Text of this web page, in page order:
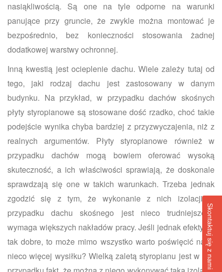
nasiąkliwością. Są one na tyle odporne na warunki
panujące przy gruncie, że zwykle można montować je
bezpośrednio, bez konieczności stosowania żadnej
dodatkowej warstwy ochronnej.
Inną kwestią jest ocieplenie dachu. Wiele zależy tutaj od
tego, jaki rodzaj dachu jest zastosowany w danym
budynku. Na przykład, w przypadku dachów skośnych
płyty styropianowe są stosowane dość rzadko, choć takie
podejście wynika chyba bardziej z przyzwyczajenia, niż z
realnych argumentów. Płyty styropianowe również w
przypadku dachów mogą bowiem oferować wysoką
skuteczność, a ich właściwości sprawiają, że doskonale
sprawdzają się one w takich warunkach. Trzeba jednak
zgodzić się z tym, że wykonanie z nich izolacji w
przypadku dachu skośnego jest nieco trudniejsze i
wymaga większych nakładów pracy. Jeśli jednak efekty są
tak dobre, to może mimo wszystko warto poświęcić na to
nieco więcej wysiłku? Wielką zaletą styropianu jest w tym
Skontaktuj się z nami